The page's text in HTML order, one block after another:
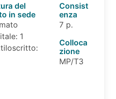
del
in sede
1
Consist
enza
7 p.
Colloca
zione
MP/T3